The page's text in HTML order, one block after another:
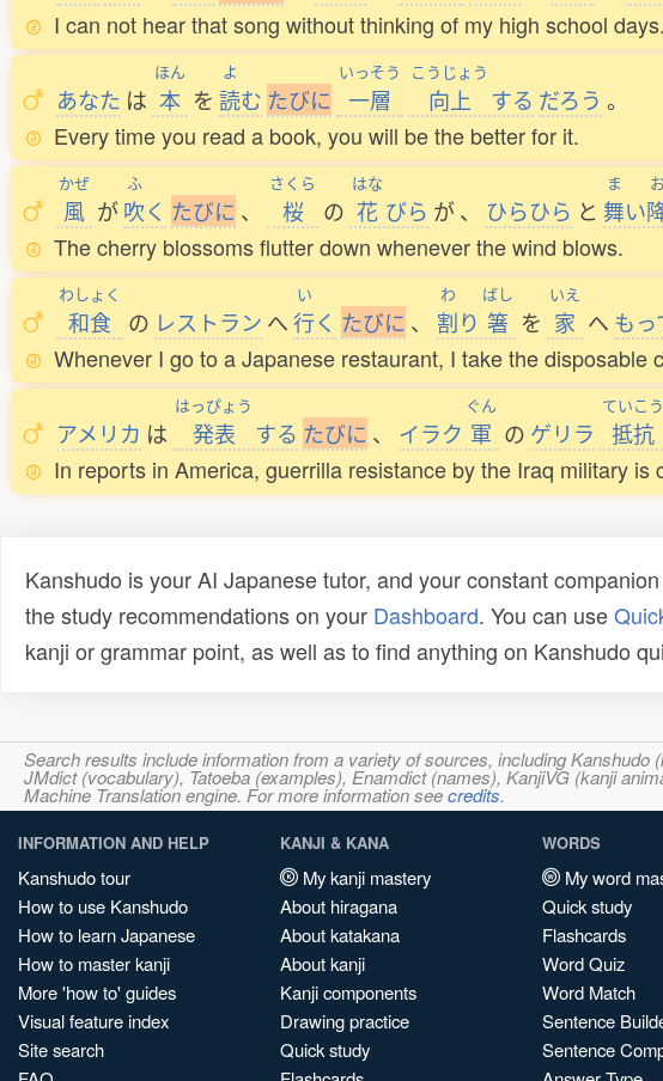
I can not hear that song without thinking of my high school days.
あなた は
ほん
本 を
よ
読む たびに
いっそう
一層
こうじょう
向上 する だろう 。
Every time you read a book, you will be the better for it.
かぜ
風 が
ふ
吹く たびに 、
さくら
桜 の
はな
花 びら が、 ひらひら と
ま
舞い
お
The cherry blossoms flutter down whenever the wind blows.
わしょく
和食 の レストラン へ
い
行く たびに 、
わ
割り
ばし
箸 を
いえ
家 へ もっ
Whenever I go to a Japanese restaurant, I take the disposable
アメリカ は
はっぴょう
発表 する たびに 、 イラク
ぐん
軍 の ゲリラ
ていこう
抵抗
In reports in America, guerrilla resistance by the Iraq military is
Kanshudo is your AI Japanese tutor, and your constant
the study recommendations on your Dashboard. You can use
kanji or grammar point, as well as to find anything on Kanshudo
Search results include information from a variety of sources, including
JMdict (vocabulary), Tatoeba (examples), Enamdict (names), KanjiVG (kanji
Machine Translation engine. For more information seecredits.
INFORMATION AND HELP
Kanshudo tour
How to use Kanshudo
How to learn Japanese
How to master kanji
More 'how to' guides
Visual feature index
Site search
KANJI & KANA
My kanji mastery
About hiragana
About katakana
About kanji
Kanji components
Drawing practice
Quick study
WORDS
My word
Quick study
Flashcards
Word Quiz
Word Match
Sentence
Sentence